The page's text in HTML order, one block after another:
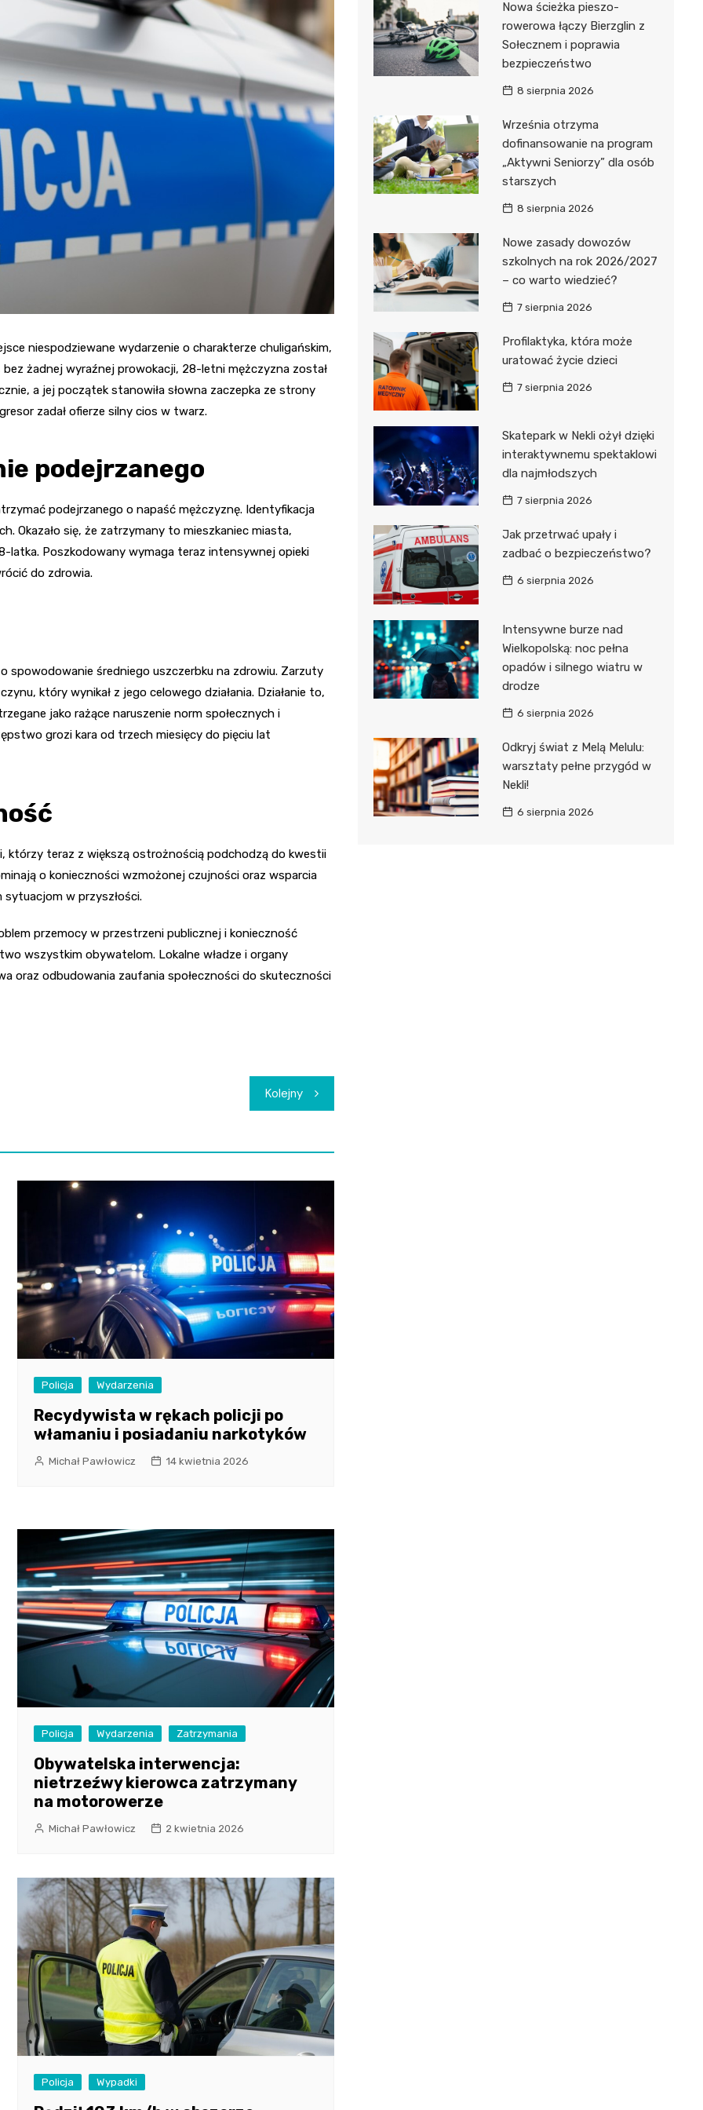
Dzieci Wrzesińskich
Park Miejski im. Dzieci
Wrzesińskich
Amfiteatr im. Anny Jantar
Jump World Września
Wrzesińska Strefa
Aktywności
Pałac w Miłosławiu
Izba Pamięci Reymonta
Rezerwat Czeszewski Las
niespodziewane wydarzenie o charakterze chuligańskim,
żadnej wyraźnej prowokacji, 28-letni mężczyzna został
a jej początek stanowiła słowna zaczepka ze strony
zadał ofierze silny cios w twarz.
podejrzanego
podejrzanego o napaść mężczyznę. Identyfikacja
Okazało się, że zatrzymany to mieszkaniec miasta,
latka. Poszkodowany wymaga teraz intensywnej opieki
do zdrowia.
spowodowanie średniego uszczerbku na zdrowiu. Zarzuty
który wynikał z jego celowego działania. Działanie to,
jako rażące naruszenie norm społecznych i
grozi kara od trzech miesięcy do pięciu lat
którzy teraz z większą ostrożnością podchodzą do kwestii
o konieczności wzmożonej czujności oraz wsparcia
w przyszłości.
przemocy w przestrzeni publicznej i konieczność
wszystkim obywatelom. Lokalne władze i organy
oraz odbudowania zaufania społeczności do skuteczności
Kolejny
Policja Wydarzenia
Recydywista w rękach policji po
włamaniu i posiadaniu narkotyków
Michał Pawłowicz 14 kwietnia 2026
Policja Wydarzenia Zatrzymania
Obywatelska interwencja:
nietrzeźwy kierowca zatrzymany
na motorowerze
Michał Pawłowicz 2 kwietnia 2026
Policja Wypadki
Nowa ścieżka pieszo-
rowerowa łączy Bierzglin z
Sołecznem i poprawia
bezpieczeństwo
8 sierpnia 2026
Września otrzyma
dofinansowanie na program
„Aktywni Seniorzy” dla osób
starszych
8 sierpnia 2026
Nowe zasady dowozów
szkolnych na rok 2026/2027
– co warto wiedzieć?
7 sierpnia 2026
Profilaktyka, która może
uratować życie dzieci
7 sierpnia 2026
Skatepark w Nekli ożył dzięki
interaktywnemu spektaklowi
dla najmłodszych
7 sierpnia 2026
Jak przetrwać upały i
zadbać o bezpieczeństwo?
6 sierpnia 2026
Intensywne burze nad
Wielkopolską: noc pełna
opadów i silnego wiatru w
drodze
6 sierpnia 2026
Odkryj świat z Melą Melulu:
warsztaty pełne przygód w
Nekli!
6 sierpnia 2026